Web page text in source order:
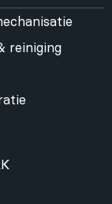
reiniging